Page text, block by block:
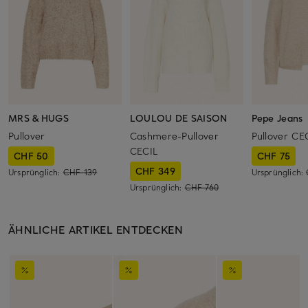
MRS & HUGS
Pullover
CHF 50
Ursprünglich: CHF 139
LOULOU DE SAISON
Cashmere-Pullover
CECIL
CHF 349
Ursprünglich:CHF 760
Pepe Jeans
Pullover
CHF 75
Ursprünglich:
ÄHNLICHE ARTIKEL ENTDECKEN